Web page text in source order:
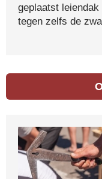
geplaatst
tegen zelfs de